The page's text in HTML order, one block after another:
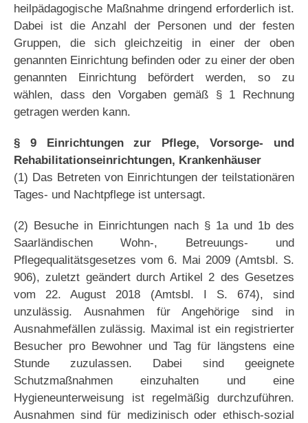
heilpädagogische Maßnahme dringend erforderlich ist.
Dabei ist die Anzahl der Personen und der festen
Gruppen, die sich gleichzeitig in einer der oben
genannten Einrichtung befinden oder zu einer der oben
genannten Einrichtung befördert werden, so zu
wählen, dass den Vorgaben gemäß § 1 Rechnung
getragen werden kann.
§ 9 Einrichtungen zur Pflege, Vorsorge- und
Rehabilitationseinrichtungen, Krankenhäuser
(1) Das Betreten von Einrichtungen der teilstationären
Tages- und Nachtpflege ist untersagt.
(2) Besuche in Einrichtungen nach § 1a und 1b des
Saarländischen Wohn-, Betreuungs- und
Pflegequalitätsgesetzes vom 6. Mai 2009 (Amtsbl. S.
906), zuletzt geändert durch Artikel 2 des Gesetzes
vom 22. August 2018 (Amtsbl. I S. 674), sind
unzulässig. Ausnahmen für Angehörige sind in
Ausnahmefällen zulässig. Maximal ist ein registrierter
Besucher pro Bewohner und Tag für längstens eine
Stunde zuzulassen. Dabei sind geeignete
Schutzmaßnahmen einzuhalten und eine
Hygieneunterweisung ist regelmäßig durchzuführen.
Ausnahmen sind für medizinisch oder ethisch-sozial